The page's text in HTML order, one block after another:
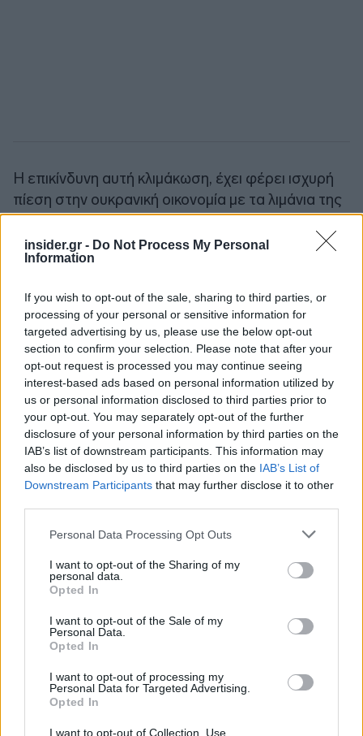
insider.gr - Do Not Process My Personal
Information
If you wish to opt-out of the sale, sharing to third parties, or
processing of your personal or sensitive information for
targeted advertising by us, please use the below opt-out
section to confirm your selection. Please note that after your
opt-out request is processed you may continue seeing
interest-based ads based on personal information utilized by
us or personal information disclosed to third parties prior to
your opt-out. You may separately opt-out of the further
disclosure of your personal information by third parties on the
IAB’s list of downstream participants. This information may
also be disclosed by us to third parties on the IAB’s List of
Downstream Participants that may further disclose it to other
Please note that this website/app uses one or more Google
not limited to your visit or usage behaviour. You may click to
grant or deny consent to Google and its third-party tags to
use your data for below specified purposes in below Google
consent section.
Personal Data Processing Opt Outs
I want to opt-out of the Sharing of my
personal data.
Opted In
I want to opt-out of the Sale of my
Personal Data.
Opted In
I want to opt-out of processing my
Personal Data for Targeted Advertising.
Opted In
I want to opt-out of Collection, Use,
Η επικίνδυνη αυτή κλιμάκωση, έχει φέρει ισχυρή
πίεση στην ουκρανική οικονομία με τα λιμάνια της
χώρας να γνωρίζουν κρίση: μία πτώση σχεδόν
μισού εκατομμυρίου κοντέινερ σε εμπορεύματα
ετησίως, γνωρίζει το λιμάνι του Μπερντιάνσκ
από 13 εκατ. εμπορευματοκιβώτια το 2013,
διακινούνται πλέον λιγότερα από τα μισά. Η
κατάσταση αυτή πλήττει και την σημαντική
παραγωγή χάλυβα και σιτηρών της περιοχής,
φέρνοντας δυσκολίες στην μεταφορά και διανομή
τους.
Αναπόφευκτα, ο πρόεδρος Ζελένσκι, ζήτησε από
τον Τζο Μπάιντεν κατά την συνομιλία τους,
επιπλέον οικονομική ενίσχυση, αφού μέσα στο
ΗΠΑ μισό δισεκατομμύριο σε αναπτυξιακή και
ανθρωπιστική βοήθεια.
απλά την Ουκρανία, με την γεωπολιτική ένταση να
έχει φέρει αναταραχή στις αγορές τις τελευταίες
πετρέλαιο Brent «άγγιξε» υψηλά από το 2014 τα
προηγούμενα 24ωρα, φτάνοντας τα 90 δολάρια
το βαρέλι, ακολουθώντας τις απειλές του Τζο